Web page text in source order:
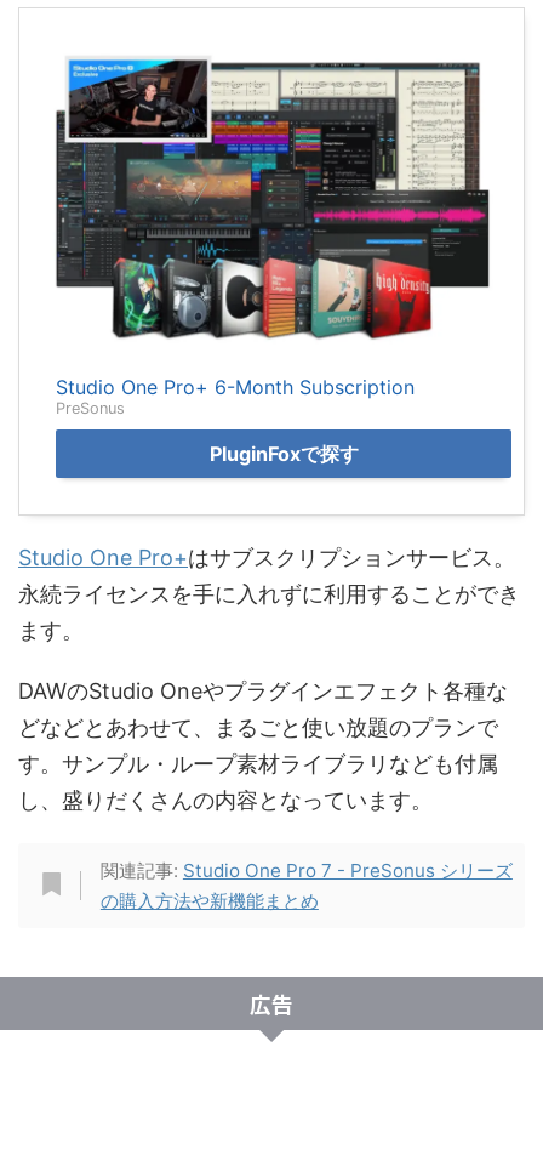
Studio One Pro+ 6-Month Subscription
PreSonus
PluginFoxで探す
Studio One Pro+はサブスクリプションサービス。
永続ライセンスを手に入れずに利用することができ
ます。
DAWのStudio Oneやプラグインエフェクト各種な
どなどとあわせて、まるごと使い放題のプランで
す。サンプル・ループ素材ライブラリなども付属
し、盛りだくさんの内容となっています。
関連記事: Studio One Pro 7 - PreSonus シリーズ
の購入方法や新機能まとめ
広告